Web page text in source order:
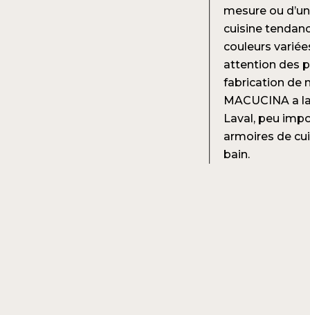
mesure ou
cuisine
couleurs
attention des
fabrication de
MACUCINA a
Laval, peu
armoires de
bain.